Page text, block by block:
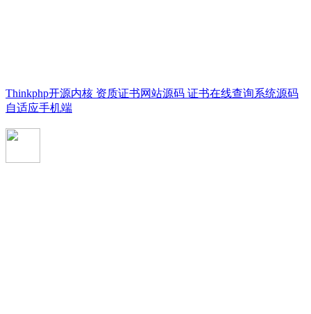
Thinkphp开源内核 资质证书网站源码 证书在线查询系统源码
自适应手机端